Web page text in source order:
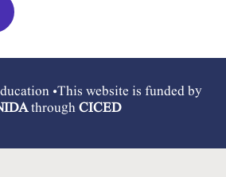
•This website is funded by
throughCICED